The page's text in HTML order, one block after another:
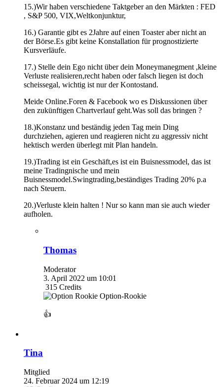
15.)Wir haben verschiedene Taktgeber an den Märkten : FED
, S&P 500, VIX,Weltkonjunktur,
16.) Garantie gibt es 2Jahre auf einen Toaster aber nicht an
der Börse.Es gibt keine Konstallation für prognostizierte
Kursverläufe.
17.) Stelle dein Ego nicht über dein Moneymanegment ,kleine
Verluste realisieren,recht haben oder falsch liegen ist doch
scheissegal, wichtig ist nur der Kontostand.
Meide Online.Foren & Facebook wo es Diskussionen über
den zukünftigen Chartverlauf geht.Was soll das bringen ?
18.)Konstanz und beständig jeden Tag mein Ding
durchziehen, agieren und reagieren nicht zu aggressiv nicht
hektisch werden überlegt mit Plan handeln.
19.)Trading ist ein Geschäft,es ist ein Buisnessmodel, das ist
meine Tradingnische und mein
Buisnessmodel.Swingtrading,beständiges Trading 20% p.a
nach Steuern.
20.)Verluste klein halten ! Nur so kann man sie auch wieder
aufholen.
Thomas
Moderator
3. April 2022 um 10:01
315 Credits
Option-Rookie
👍
Tina
Mitglied
24. Februar 2024 um 12:19